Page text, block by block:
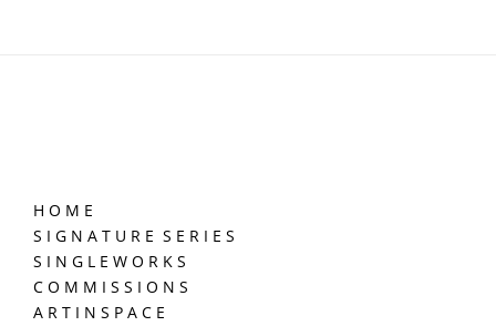
H O M E
S I G N A T U R E S E R I E S
S I N G L E W O R K S
C O M M I S S I O N S
A R T I N S P A C E